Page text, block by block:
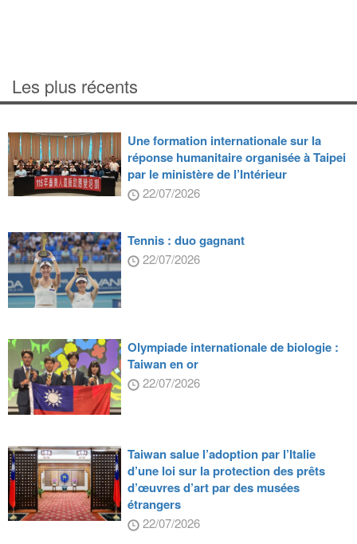
Les plus récents
Une formation internationale sur la
réponse humanitaire organisée à Taipei
par le ministère de l’Intérieur
22/07/2026
Tennis : duo gagnant
22/07/2026
Olympiade internationale de biologie :
Taiwan en or
22/07/2026
Taiwan salue l’adoption par l’Italie
d’une loi sur la protection des prêts
d’œuvres d’art par des musées
étrangers
22/07/2026